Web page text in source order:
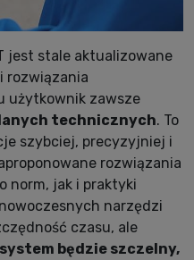
jest stale aktualizowane
rozwiązania
użytkownik zawsze
technicznych. To
szybciej, precyzyjniej i
rozwiązania
norm, jak i praktyki
narzędzi
czasu, ale
będzie szczelny,